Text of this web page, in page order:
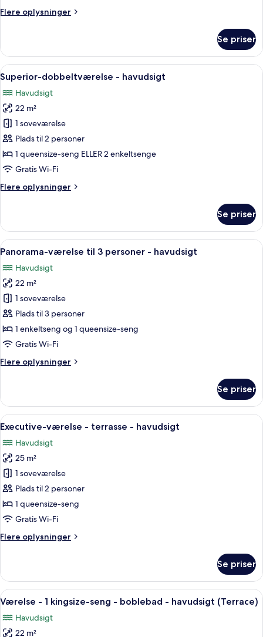
Flere oplysninger
Flere
dobbeltværelse
havudsigt
Se priser
Indlæs
alle
billeder
af
Superior-
dobbeltværelse
-
havudsigt
En balkon med et bord og stole, der
3
Superior-dobbeltværelse - havudsigt
Havudsigt
22 m²
1 soveværelse
Plads til 2 personer
1 queensize-seng ELLER 2 enkeltsenge
Gratis Wi-Fi
Flere oplysninger
Flere
dobbeltværelse
havudsigt
Se priser
Indlæs
alle
billeder
af
Panorama-
værelse
til
3
-
Et soveværelse med seng,
5
Panorama-værelse til 3 personer - havudsigt
Havudsigt
22 m²
1 soveværelse
Plads til 3 personer
1 enkeltseng og 1 queensize-seng
Gratis Wi-Fi
Flere oplysninger
Flere
værelse
til
3
-
havudsigt
Se priser
Indlæs
alle
billeder
af
Executive-
værelse
-
terrasse
havudsigt
Et moderne hotelværelse med en
15
Executive-værelse - terrasse - havudsigt
Havudsigt
25 m²
1 soveværelse
Plads til 2 personer
1 queensize-seng
Gratis Wi-Fi
Flere oplysninger
Flere
værelse
terrasse
havudsigt
Se priser
Indlæs
alle
billeder
Et hotelværelse med en seng, et
6
Værelse - 1 kingsize-seng - boblebad - havudsigt (Terrace)
Havudsigt
22 m²